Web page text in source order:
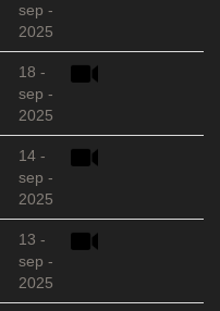
sep -
2025
18 -
sep -
2025
14 -
sep -
2025
13 -
sep -
2025